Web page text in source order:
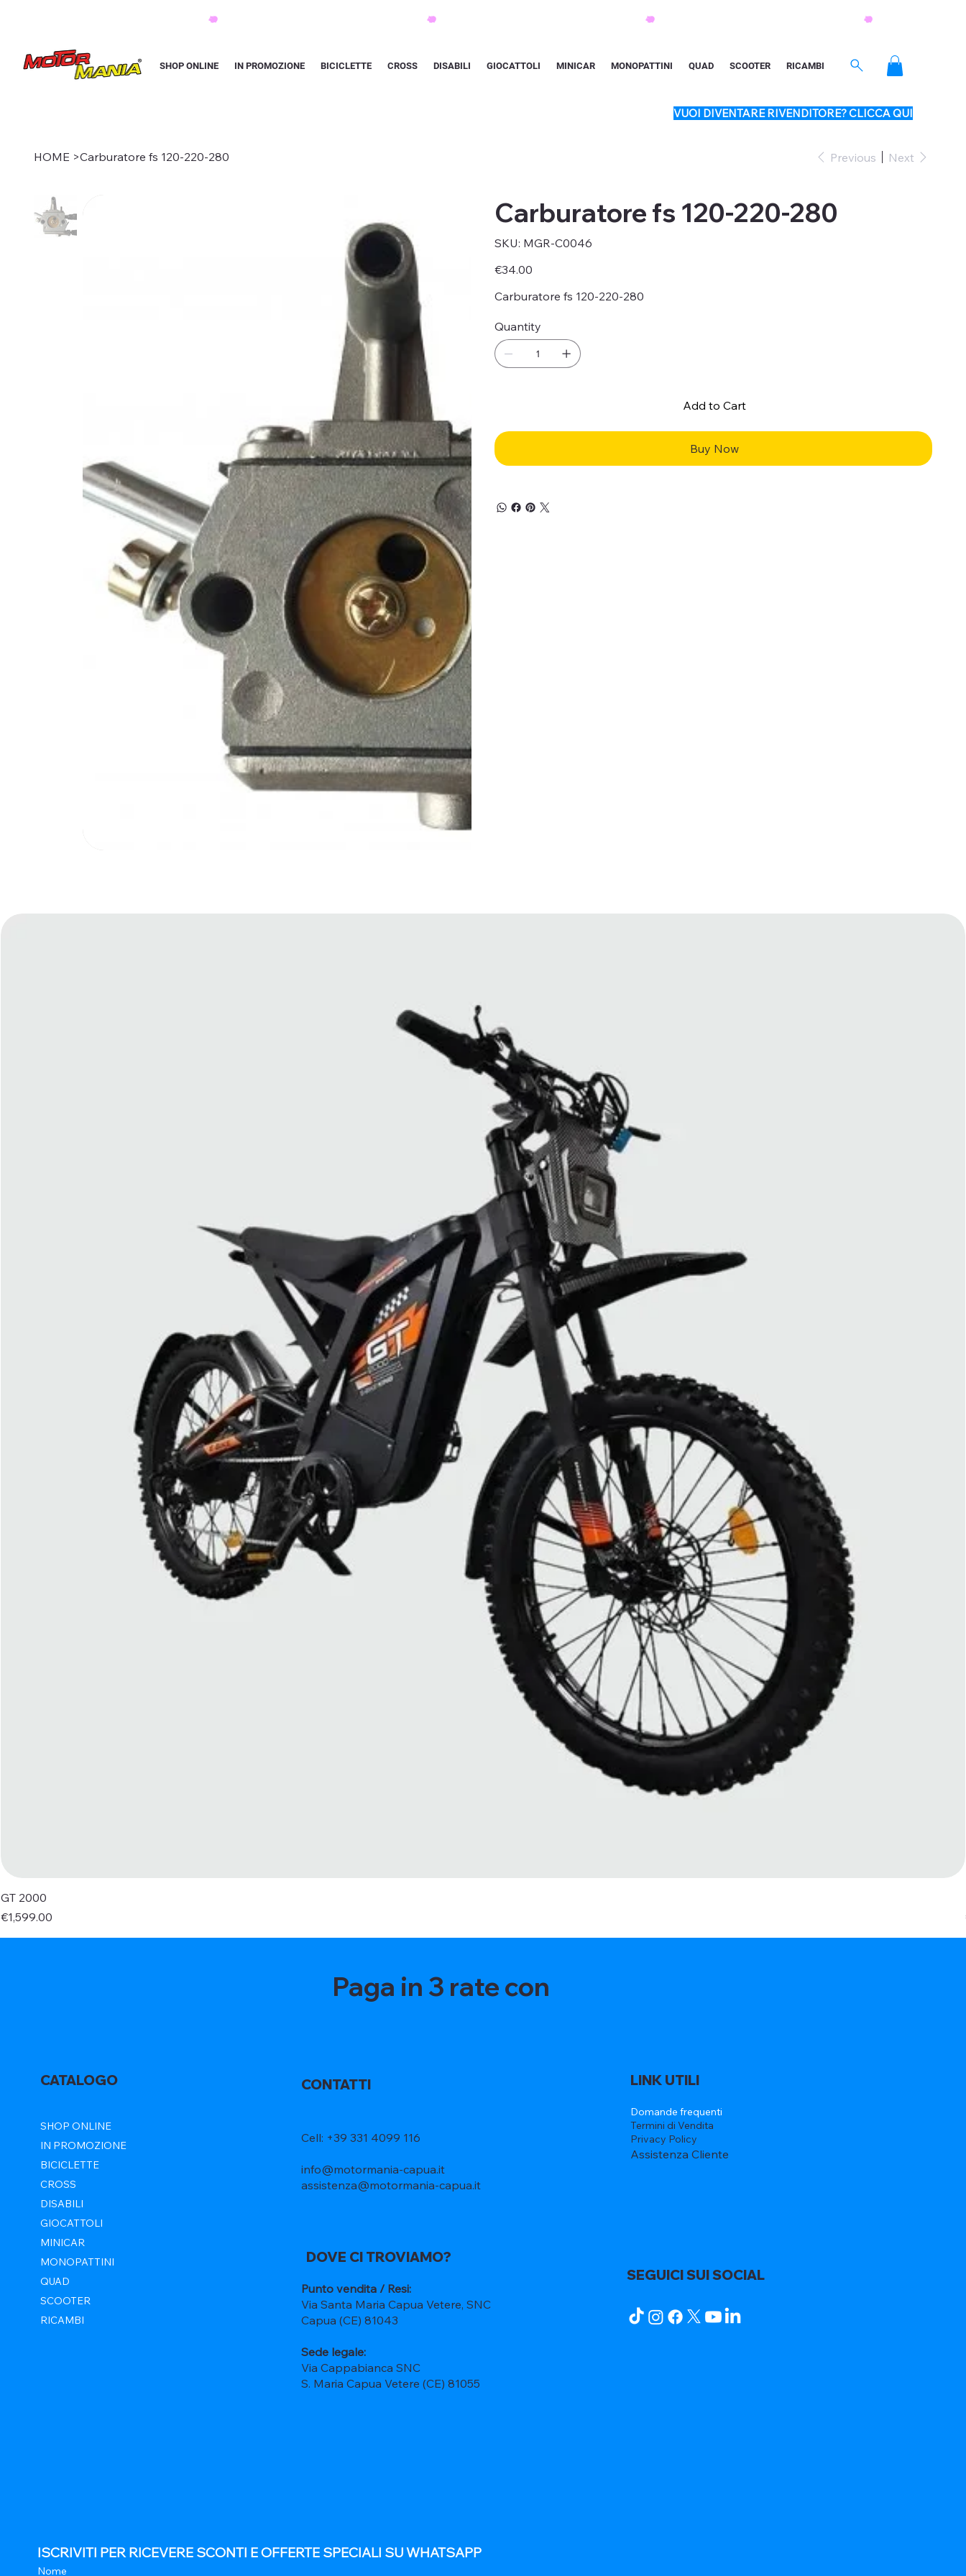
SHOP ONLINE IN PROMOZIONE BICICLETTE CROSS DISABILI GIOCATTOLI MINICAR MONOPATTINI QUAD SCOOTER RICAMBI
VUOI DIVENTARE RIVENDITORE? CLICCA QUI
HOME >Carburatore fs 120-220-280 Previous Next
Carburatore fs 120-220-280
SKU: SKU
MGR-
MGR-C0046
Price
€34.00
Carburatore fs 120-220-280
Quantity
Add to Cart
Buy Now
GT 2000
Price
€1,599.00
Paga in 3 rate con
CATALOGO
SHOP ONLINE
IN PROMOZIONE
BICICLETTE
CROSS
DISABILI
GIOCATTOLI
MINICAR
MONOPATTINI
QUAD
SCOOTER
RICAMBI
CONTATTI
Cell: +39 331 4099 116
info@motormania-capua.it
assistenza@motormania-capua.it
DOVE CI TROVIAMO?
Punto vendita / Resi:
Via Santa Maria Capua Vetere, SNC
Capua (CE) 81043
Sede legale:
Via Cappabianca SNC
S. Maria Capua Vetere (CE) 81055
LINK UTILI
Domande frequenti
Termini di Vendita
Privacy Policy
Assistenza Cliente
SEGUICI SUI SOCIAL
ISCRIVITI PER RICEVERE SCONTI E OFFERTE SPECIALI SU WHATSAPP
Nome